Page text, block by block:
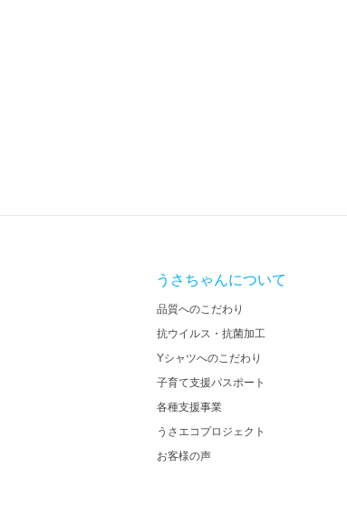
うさちゃんについて
品質へのこだわり
抗ウイルス・抗菌加工
Yシャツへのこだわり
子育て支援パスポート
各種支援事業
うさエコプロジェクト
お客様の声